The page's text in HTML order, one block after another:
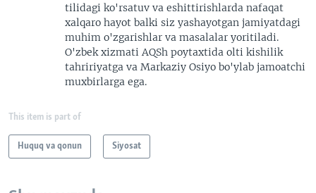
tilidagi ko'rsatuv va eshittirishlarda nafaqat
xalqaro hayot balki siz yashayotgan jamiyatdagi
muhim o'zgarishlar va masalalar yoritiladi.
O'zbek xizmati AQSh poytaxtida olti kishilik
tahririyatga va Markaziy Osiyo bo'ylab jamoatchi
muxbirlarga ega.
This item is part of
Huquq va qonun Siyosat